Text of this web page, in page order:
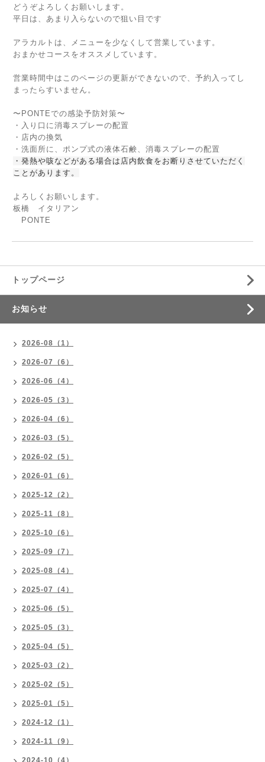
どうぞよろしくお願いします。
平日は、あまり入らないので狙い目です
アラカルトは、メニューを少なくして営業しています。
おまかせコースをオススメしています。
営業時間中はこのページの更新ができないので、予約入ってし
まったらすいません。
〜PONTEでの感染予防対策〜
・入り口に消毒スプレーの配置
・店内の換気
・洗面所に、ポンプ式の液体石鹸、消毒スプレーの配置
・発熱や咳などがある場合は店内飲食をお断りさせていただく
ことがあります。
よろしくお願いします。
板橋 イタリアン
PONTE
トップページ
お知らせ
2026-08（1）
2026-07（6）
2026-06（4）
2026-05（3）
2026-04（6）
2026-03（5）
2026-02（5）
2026-01（6）
2025-12（2）
2025-11（8）
2025-10（6）
2025-09（7）
2025-08（4）
2025-07（4）
2025-06（5）
2025-05（3）
2025-04（5）
2025-03（2）
2025-02（5）
2025-01（5）
2024-12（1）
2024-11（9）
2024-10（4）